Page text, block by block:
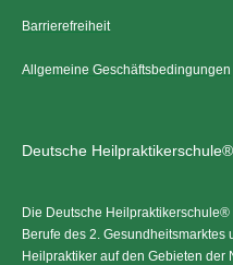
Barrierefreiheit
Allgemeine Geschäftsbedingungen
Deutsche Heilpraktikerschule®
Die Deutsche
Berufe des 2.
Heilpraktiker auf den Gebieten